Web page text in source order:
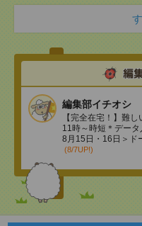
編集部イチオシ
【完全在宅！】難
11時～時短＊データ
8月15日・16日＞ド
(8/7UP!)